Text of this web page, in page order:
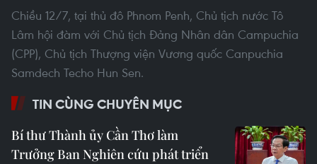
Chiều 12/7, tại thủ đô Phnom Penh, Chủ tịch nước Tô
Lâm hội đàm với Chủ tịch Đảng Nhân dân Campuchia
(CPP), Chủ tịch Thượng viện Vương quốc Canpuchia
Samdech Techo Hun Sen.
TIN CÙNG CHUYÊN MỤC
Bí thư Thành ủy Cần Thơ làm
Trưởng Ban Nghiên cứu phát triển